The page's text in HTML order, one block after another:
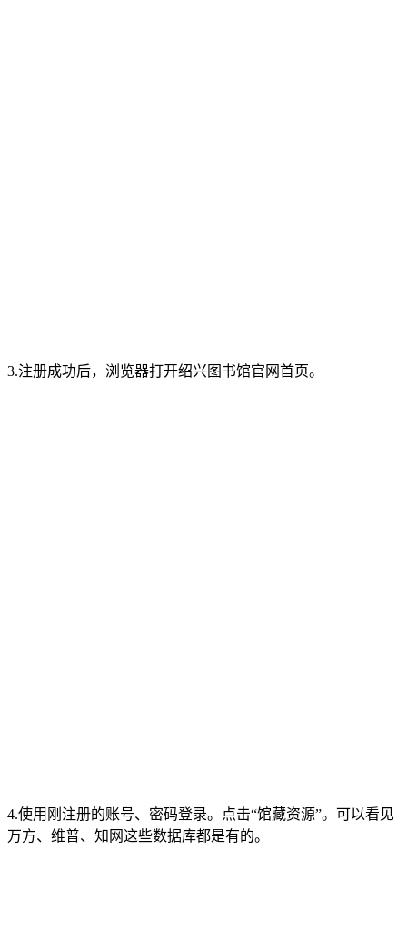
3.注册成功后，浏览器打开绍兴图书馆官网首页。
4.使用刚注册的账号、密码登录。点击“馆藏资源”。可以看见
万方、维普、知网这些数据库都是有的。